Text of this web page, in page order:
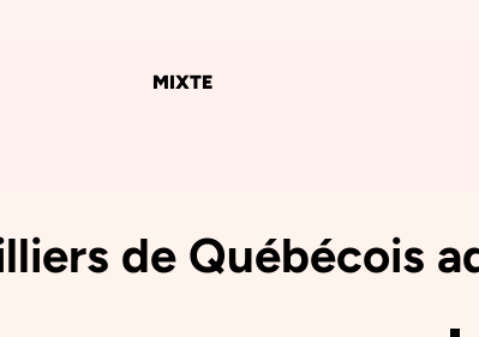
MIXTE
de Québécois